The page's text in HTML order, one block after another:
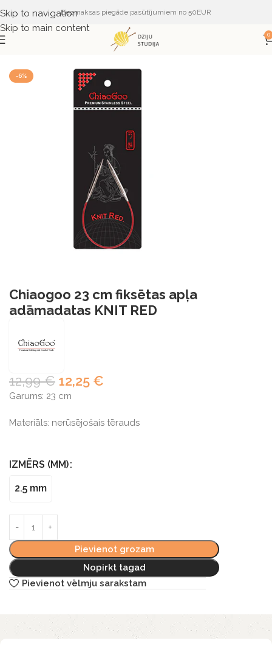
Skip to navigation
Skip to main content
Bezmaksas piegāde pasūtījumiem no 50EUR
0
ADĀMADATAS
-6%
Chiaogoo 23 cm fiksētas apļa
adāmadatas KNIT RED
12,99€ 12,25 €
Garums: 23 cm
Materiāls: nerūsējošais tērauds
IZMĒRS (MM)
2.5 mm
Pievienot grozam
Nopirkt tagad
Pievienot vēlmju sarakstam